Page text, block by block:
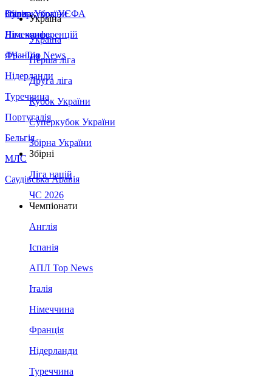
Збірна України
Італія
Німеччина
Франція
Нідерланди
Туреччина
Португалія
Бельгія
МЛС
Саудівська Аравія
Суперкубок УЄФА
Ліга конференцій
ЛЧ - Top News
Україна
Україна
Перша ліга
Друга ліга
Кубок України
Суперкубок України
Збірна України
Збірні
Ліга націй
ЧС 2026
Чемпіонати
Англія
Іспанія
АПЛ Top News
Італія
Німеччина
Франція
Нідерланди
Туреччина